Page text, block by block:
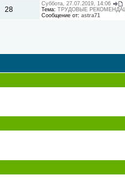
28
Суббота, 27.07.2019, 14:06
Тема: ТРУДОВЫЕ
Сообщение от: astra71